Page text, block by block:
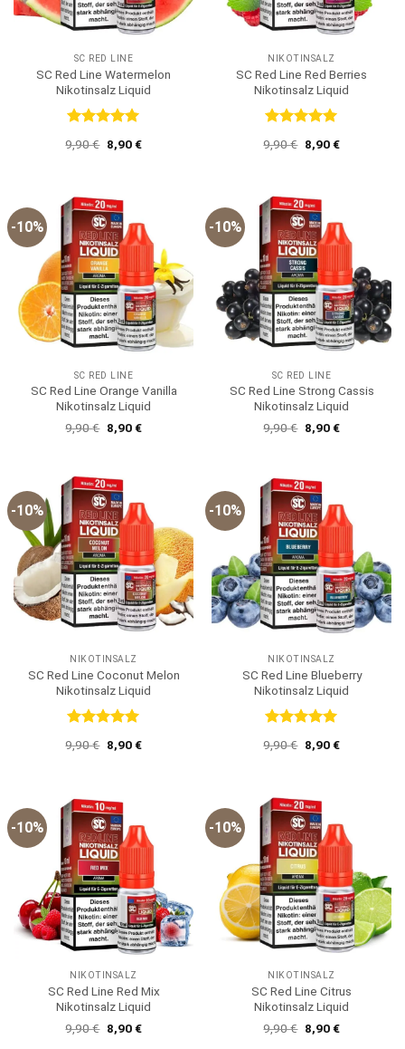
SC RED LINE
SC Red Line Watermelon
Nikotinsalz Liquid
mit 5 von
9,90€ Ursprünglicher
Preis
8,90€Aktueller
NIKOTINSALZ
SC Red Line Red Berries
Nikotinsalz Liquid
mit 5 von
9,90€ Ursprünglicher
Preis
8,90€Aktueller
-10%
SC RED LINE
SC Red Line Orange Vanilla
Nikotinsalz Liquid
9,90€ Ursprünglicher
Preis
8,90€Aktueller
-10%
SC RED LINE
SC Red Line Strong Cassis
Nikotinsalz Liquid
9,90€ Ursprünglicher
Preis
8,90€Aktueller
-10%
NIKOTINSALZ
SC Red Line Coconut Melon
Nikotinsalz Liquid
mit 5 von
9,90€ Ursprünglicher
Preis
8,90€Aktueller
-10%
NIKOTINSALZ
SC Red Line Blueberry
Nikotinsalz Liquid
mit 5 von
9,90€ Ursprünglicher
Preis
8,90€Aktueller
-10%
NIKOTINSALZ
SC Red Line Red Mix
Nikotinsalz Liquid
9,90€ Ursprünglicher
Preis
8,90€Aktueller
-10%
NIKOTINSALZ
SC Red Line Citrus
Nikotinsalz Liquid
9,90€ Ursprünglicher
Preis
8,90€Aktueller